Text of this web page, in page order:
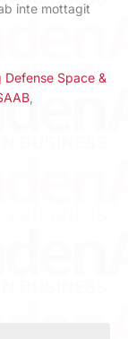
inte mottagit
Defense Space &
,